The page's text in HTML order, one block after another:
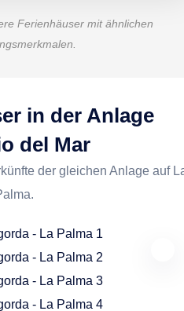
Ferienhäuser mit ähnlichen
in der Anlage
del Mar
der gleichen Anlage auf